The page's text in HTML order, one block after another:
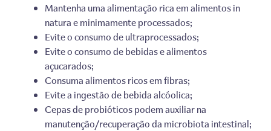
Mantenha uma alimentação rica em alimentos in
natura e minimamente processados;
Evite o consumo de ultraprocessados;
Evite o consumo de bebidas e alimentos
açucarados;
Consuma alimentos ricos em fibras;
Evite a ingestão de bebida alcóolica;
Cepas de probióticos podem auxiliar na
manutenção/recuperação da microbiota intestinal;